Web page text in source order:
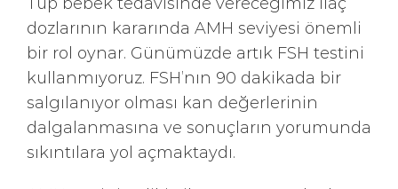
dozlarının kararında AMH seviyesi önemli
bir rol oynar. Günümüzde artık FSH testini
kullanmıyoruz. FSH’nın 90 dakikada bir
salgılanıyor olması kan değerlerinin
dalgalanmasına ve sonuçların yorumunda
sıkıntılara yol açmaktaydı.